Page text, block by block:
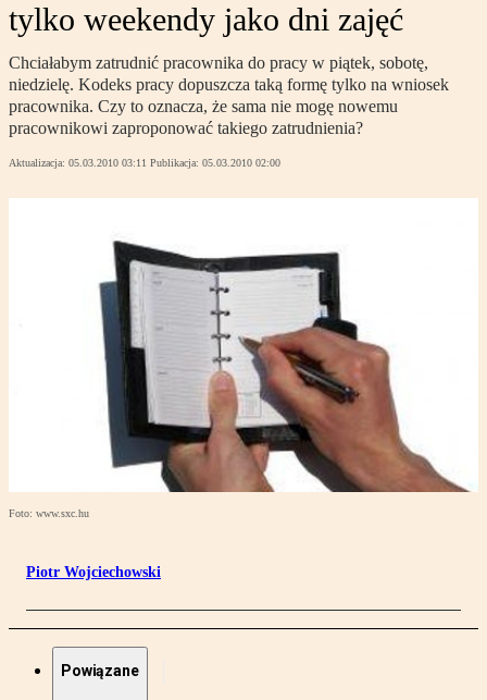
tylko weekendy jako dni zajęć
Chciałabym zatrudnić pracownika do pracy w piątek, sobotę,
niedzielę. Kodeks pracy dopuszcza taką formę tylko na wniosek
pracownika. Czy to oznacza, że sama nie mogę nowemu
pracownikowi zaproponować takiego zatrudnienia?
Aktualizacja: 05.03.2010 03:11 Publikacja: 05.03.2010 02:00
Foto: www.sxc.hu
Piotr Wojciechowski
Powiązane